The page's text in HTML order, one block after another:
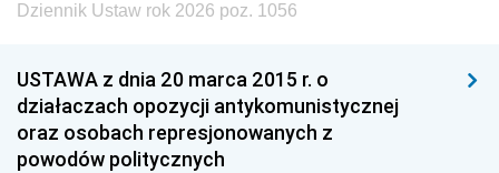
Dziennik Ustaw rok 2026 poz. 1056
USTAWA z dnia 20 marca 2015 r. o
działaczach opozycji antykomunistycznej
oraz osobach represjonowanych z
powodów politycznych